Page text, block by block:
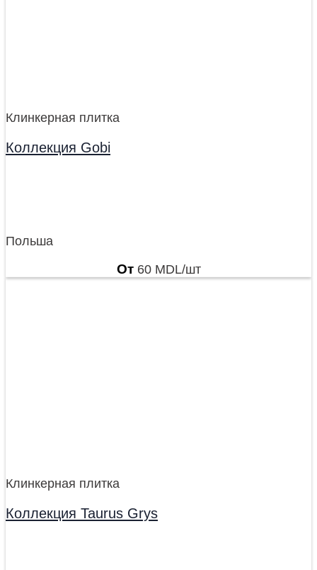
Клинкерная плитка
Коллекция Gobi
Польша
От 60 MDL/шт
Клинкерная плитка
Коллекция Taurus Grys